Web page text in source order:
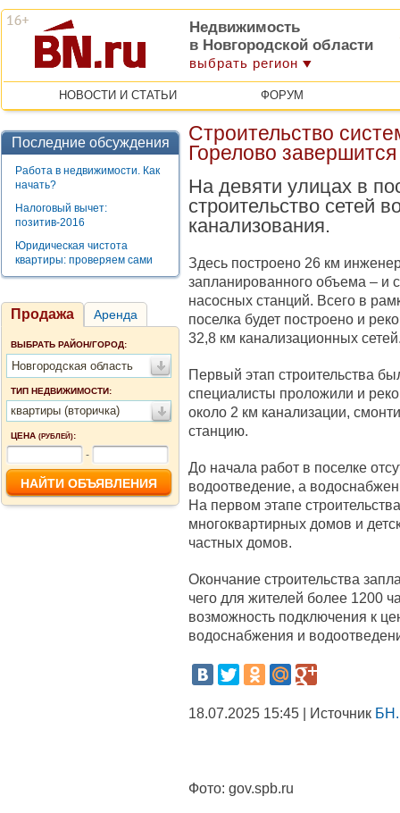
Недвижимость
в Новгородской области
выбрать регион
НОВОСТИ И СТАТЬИ ФОРУМ
Последние обсуждения
Работа в недвижимости. Как
начать?
Налоговый вычет:
позитив-2016
Юридическая чистота
квартиры: проверяем сами
Продажа Аренда
ВЫБРАТЬ РАЙОН/ГОРОД:
Новгородская область
ТИП НЕДВИЖИМОСТИ:
квартиры (вторичка)
ЦЕНА (РУБЛЕЙ):
-
Строительство
Горелово завершится
На девяти улицах в
строительство сетей
канализования.
Здесь построено 26 км
запланированного объема – и
насосных станций. Всего в
поселка будет построено и
32,8 км канализационных
Первый этап строительства
специалисты проложили и
около 2 км канализации,
станцию.
До начала работ в поселке
водоотведение, а
На первом этапе
многоквартирных домов и
частных домов.
Окончание строительства
чего для жителей более 1200
возможность подключения к
водоснабжения и
18.07.2025 15:45 | Источник
Фото: gov.spb.ru